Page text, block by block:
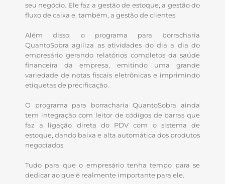
seu negócio. Ele faz a gestão de estoque, a gestão do
fluxo de caixa e, também, a gestão de clientes.
Além disso, o programa para borracharia
QuantoSobra agiliza as atividades do dia a dia do
empresário gerando relatórios completos da saúde
financeira da empresa, emitindo uma grande
variedade de notas fiscais eletrônicas e imprimindo
etiquetas de precificação.
O programa para borracharia QuantoSobra ainda
tem integração com leitor de códigos de barras que
faz a ligação direta do PDV com o sistema de
estoque, dando baixa e alta automática dos produtos
negociados.
Tudo para que o empresário tenha tempo para se
dedicar ao que é realmente importante para ele.